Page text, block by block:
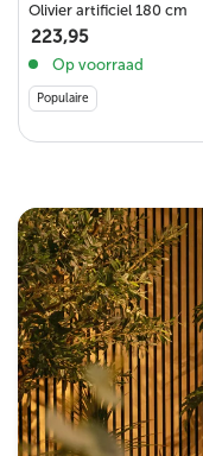
Olivier artificiel 180 cm
223,95
Op voorraad
Populaire